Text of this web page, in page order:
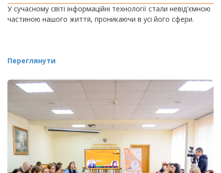
У сучасному світі інформаційні технології стали невід'ємною
частиною нашого життя, проникаючи в усі його сфери.
Переглянути